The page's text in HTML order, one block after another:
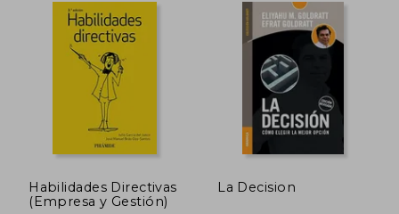
45%
dcto.
45%
dcto.
Habilidades Directivas
(Empresa y Gestión)
La Decision